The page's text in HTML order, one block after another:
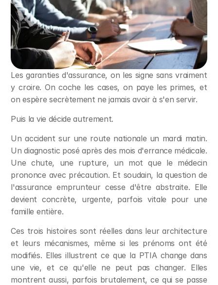
Les garanties d'assurance, on les signe sans vraiment
y croire. On coche les cases, on paye les primes, et
on espère secrètement ne jamais avoir à s'en servir.
Puis la vie décide autrement.
Un accident sur une route nationale un mardi matin.
Un diagnostic posé après des mois d'errance médicale.
Une chute, une rupture, un mot que le médecin
prononce avec précaution. Et soudain, la question de
l'assurance emprunteur cesse d'être abstraite. Elle
devient concrète, urgente, parfois vitale pour une
famille entière.
Ces trois histoires sont réelles dans leur architecture
et leurs mécanismes, même si les prénoms ont été
modifiés. Elles illustrent ce que la PTIA change dans
une vie, et ce qu'elle ne peut pas changer. Elles
montrent aussi, parfois brutalement, ce qui se passe